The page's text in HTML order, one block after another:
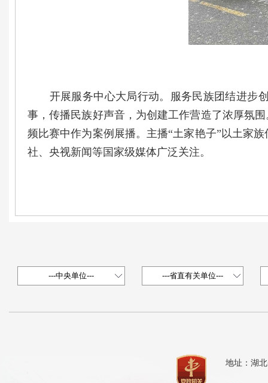
开展服务中心大局行动。服务民族团结进步创
事，传播民族好声音，为创建工作营造了浓厚氛
频比赛中作为案例展播。主播“土家艳子”以土家
社、央视新闻等国家级媒体广泛关注。
地址：湖